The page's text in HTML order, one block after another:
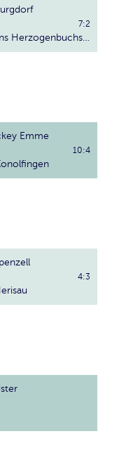
Racoons Herzogenbuchsee
7:2
Emme
10:4
4:3